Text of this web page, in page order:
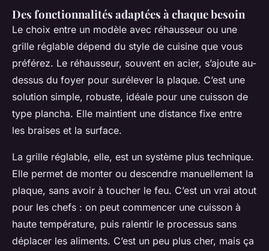
Des fonctionnalités adaptées à chaque besoin
Le choix entre un modèle avec réhausseur ou une
grille réglable dépend du style de cuisine que vous
préférez. Le réhausseur, souvent en acier, s’ajoute au-
dessus du foyer pour surélever la plaque. C’est une
solution simple, robuste, idéale pour une cuisson de
type plancha. Elle maintient une distance fixe entre
les braises et la surface.
La grille réglable, elle, est un système plus technique.
Elle permet de monter ou descendre manuellement la
plaque, sans avoir à toucher le feu. C’est un vrai atout
pour les chefs : on peut commencer une cuisson à
haute température, puis ralentir le processus sans
déplacer les aliments. C’est un peu plus cher, mais ça